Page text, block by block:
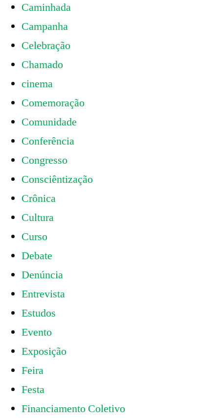
Caminhada
Campanha
Celebração
Chamado
cinema
Comemoração
Comunidade
Conferência
Congresso
Consciêntização
Crônica
Cultura
Curso
Debate
Denúncia
Entrevista
Estudos
Evento
Exposição
Feira
Festa
Financiamento Coletivo